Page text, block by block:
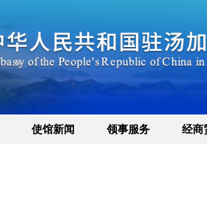
使馆新闻 领事服务 经商